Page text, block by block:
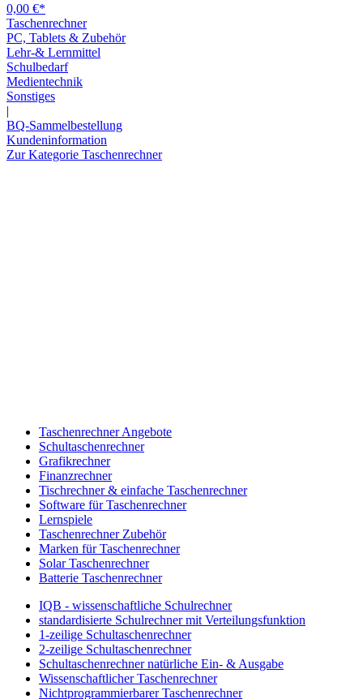
0,00 €*
Taschenrechner
PC, Tablets & Zubehör
Lehr-& Lernmittel
Schulbedarf
Medientechnik
Sonstiges
|
BQ-Sammelbestellung
Kundeninformation
Zur Kategorie Taschenrechner
Taschenrechner Angebote
Schultaschenrechner
Grafikrechner
Finanzrechner
Tischrechner & einfache Taschenrechner
Software für Taschenrechner
Lernspiele
Taschenrechner Zubehör
Marken für Taschenrechner
Solar Taschenrechner
Batterie Taschenrechner
IQB - wissenschaftliche Schulrechner
standardisierte Schulrechner mit Verteilungsfunktion
1-zeilige Schultaschenrechner
2-zeilige Schultaschenrechner
Schultaschenrechner natürliche Ein- & Ausgabe
Wissenschaftlicher Taschenrechner
Nichtprogrammierbarer Taschenrechner